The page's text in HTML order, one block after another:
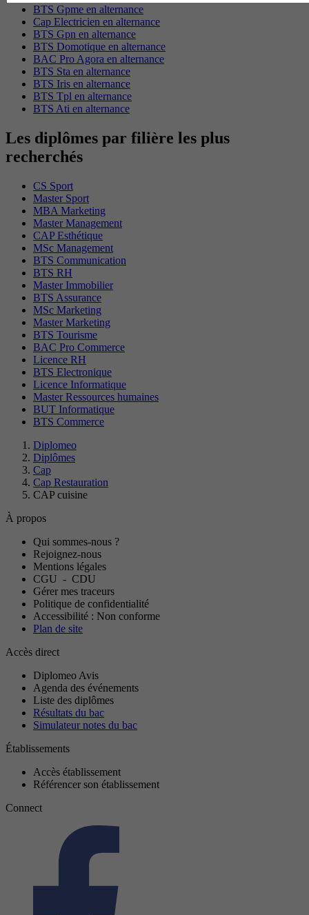
BTS Gpme en alternance
Cap Electricien en alternance
BTS Gpn en alternance
BTS Domotique en alternance
BAC Pro Agora en alternance
BTS Sta en alternance
BTS Iris en alternance
BTS Tpl en alternance
BTS Ati en alternance
Les diplômes par filière les plus
recherchés
CS Sport
Master Sport
MBA Marketing
Master Management
CAP Esthétique
MSc Management
BTS Communication
BTS RH
Master Immobilier
BTS Assurance
MSc Marketing
Master Marketing
BTS Tourisme
BAC Pro Commerce
Licence RH
BTS Electronique
Licence Informatique
Master Ressources humaines
BUT Informatique
BTS Commerce
Diplomeo
Diplômes
Cap
Cap Restauration
CAP cuisine
À propos
Qui sommes-nous ?
Rejoignez-nous
Mentions légales
CGU - CDU
Gérer mes traceurs
Politique de confidentialité
Accessibilité : Non conforme
Plan de site
Accès direct
Diplomeo Avis
Agenda des événements
Liste des diplômes
Résultats du bac
Simulateur notes du bac
Établissements
Accès établissement
Référencer son établissement
Connect